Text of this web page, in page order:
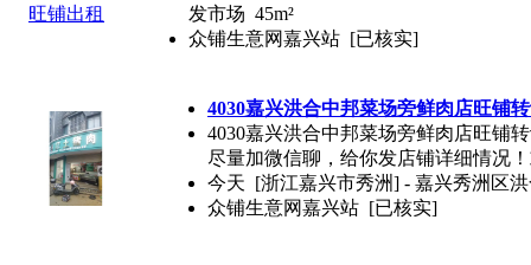
发市场 45m²
众铺生意网嘉兴站 [已核实]
4030嘉兴洪合中邦菜场旁鲜肉店旺铺
4030嘉兴洪合中邦菜场旁鲜肉店旺铺
尽量加微信聊，给你发店铺详细情况
今天 [浙江嘉兴市秀洲] - 嘉兴秀洲区
众铺生意网嘉兴站 [已核实]